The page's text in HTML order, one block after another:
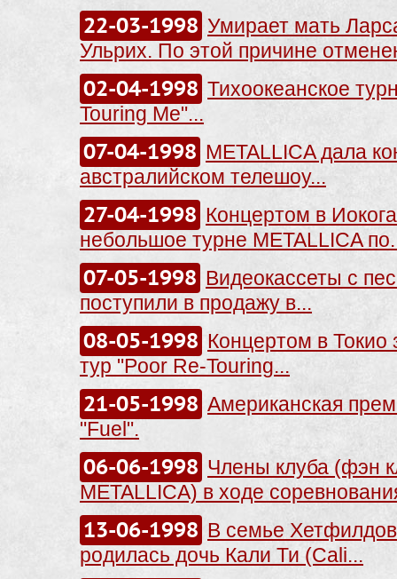
22-03-1998 Умирает мать
Ульрих. По этой причине
02-04-1998 Тихоокеанское
Touring Me"...
07-04-1998 METALLICA дала
австралийском телешоу...
27-04-1998 Концертом в
небольшое турне METALLICA
07-05-1998 Видеокассеты с
поступили в продажу в...
08-05-1998 Концертом в Токио
тур "Poor Re-Touring...
21-05-1998 Американская
"Fuel".
06-06-1998 Члены клуба (фэн
METALLICA) в ходе
13-06-1998 В семье
родилась дочь Кали Ти (Cali...